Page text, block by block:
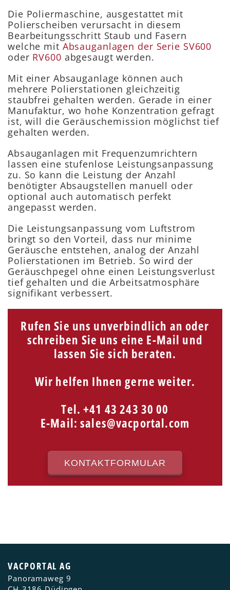
Die Poliermaschine, ausgestattet mit
Polierscheiben verursacht in diesem
Bearbeitungsschritt Staub und Fasern
welche mit Absauganlagen der Serie SV600
oder RV600 abgesaugt werden.
Mit einer Absauganlage können auch
mehrere Polierstationen gleichzeitig
staubfrei gehalten werden. Gerade in einer
Manufaktur, wo hohe Konzentration gefragt
ist, will die Geräuschemission möglichst tief
gehalten werden.
Absauganlagen mit Frequenzumrichtern
lassen eine stufenlose Leistungsanpassung
zu. So kann die Leistung der Anzahl
benötigter Absaugstellen manuell oder
optional auch automatisch perfekt
angepasst werden.
Die Leistungsanpassung vom Luftstrom
bringt so den Vorteil, dass nur minime
Geräusche entstehen, analog der Anzahl
Polierstationen im Betrieb. So wird der
Geräuschpegel ohne einen Leistungsverlust
tief gehalten und die Arbeitsatmosphäre
signifikant verbessert.
Rufen Sie uns unverbindlich an oder
schreiben Sie uns eine E-Mail und
lassen Sie sich beraten.
Wir helfen Ihnen gerne weiter.
Tel. +41 43 243 30 00
E-Mail:sales@vacportal.com
KONTAKTFORMULAR
VACPORTAL AG
Panoramaweg 9